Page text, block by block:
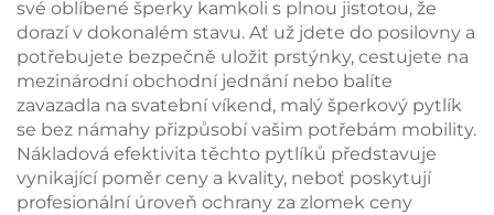
své oblíbené šperky kamkoli s plnou jistotou, že
dorazí v dokonalém stavu. Ať už jdete do posilovny a
potřebujete bezpečně uložit prstýnky, cestujete na
mezinárodní obchodní jednání nebo balíte
zavazadla na svatební víkend, malý šperkový pytlík
se bez námahy přizpůsobí vašim potřebám mobility.
Nákladová efektivita těchto pytlíků představuje
vynikající poměr ceny a kvality, neboť poskytují
profesionální úroveň ochrany za zlomek ceny